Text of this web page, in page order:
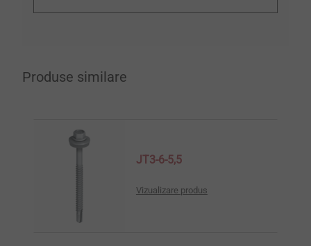
Produse similare
JT3-6-5,5
Vizualizare produs